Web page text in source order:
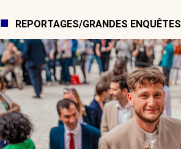
REPORTAGES/GRANDES ENQUÊTES